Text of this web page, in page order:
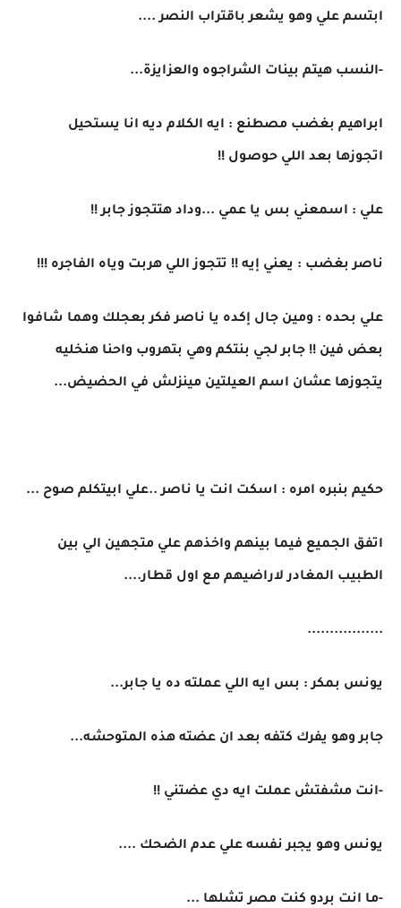
ابتسم علي وهو يشعر باقتراب النصر ....
-النسب هيتم بينات الشراجوه والعزايزة...
ابراهيم بغضب مصطنع : ايه الكلام ديه انا يستحيل
اتجوزها بعد اللي حوصول !!
علي : اسمعني بس يا عمي ...وداد هتتجوز جابر !!
ناصر بغضب : يعني إيه !! تتجوز اللي هربت وياه الفاجره !!!
علي بحده : ومين جال إكده يا ناصر فكر بعجلك وهما شافوا
بعض فين !! جابر لجي بنتكم وهي بتهروب واحنا هنخليه
يتجوزها عشان اسم العيلتين مينزلش في الحضيض...
حكيم بنبره امره : اسكت انت يا ناصر ..علي ابيتكلم صوح ...
اتفق الجميع فيما بينهم واخذهم علي متجهين الي بين
الطبيب المغادر لاراضيهم مع اول قطار....
.................
يونس بمكر : بس ايه اللي عملته ده يا جابر...
جابر وهو يفرك كتفه بعد ان عضته هذه المتوحشه...
-انت مشفتش عملت ايه دي عضتني !!
يونس وهو يجبر نفسه علي عدم الضحك ....
-ما انت بردو كنت مصر تشلها ...